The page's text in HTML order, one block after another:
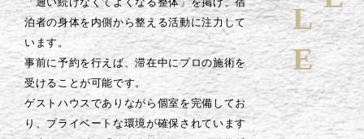
「通い続けなくてよくなる整体」を掲げ、宿
泊者の身体を内側から整える活動に注力して
います。
事前に予約を行えば、滞在中にプロの施術を
受けることが可能です。
ゲストハウスでありながら個室を完備してお
り、プライベートな環境が確保されています